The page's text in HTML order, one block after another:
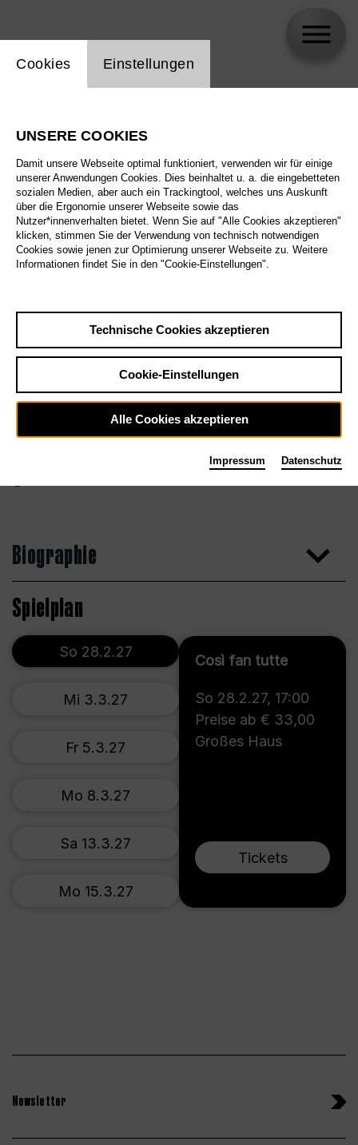
Biographie
Spielplan
Così fan tutte
So 28.2.27, 17:00
Preise ab € 33,00
Großes Haus
Tickets
So 28.2.27
Mi 3.3.27
Fr 5.3.27
Mo 8.3.27
Sa 13.3.27
Mo 15.3.27
Newsletter
Einstellung Website Cookie
Cookies Einstellungen
UNSERE COOKIES
Damit unsere Webseite optimal funktioniert, verwenden wir für einige
unserer Anwendungen Cookies. Dies beinhaltet u. a. die eingebetteten
sozialen Medien, aber auch ein Trackingtool, welches uns Auskunft
über die Ergonomie unserer Webseite sowie das
Nutzer*innenverhalten bietet. Wenn Sie auf "Alle Cookies akzeptieren"
klicken, stimmen Sie der Verwendung von technisch notwendigen
Cookies sowie jenen zur Optimierung unserer Webseite zu. Weitere
Informationen findet Sie in den "Cookie-Einstellungen".
Technische Cookies akzeptieren
Cookie-Einstellungen
Alle Cookies akzeptieren
Impressum Datenschutz